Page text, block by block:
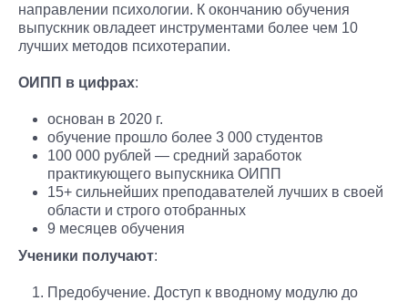
направлении психологии. К окончанию обучения
выпускник овладеет инструментами более чем 10
лучших методов психотерапии.
ОИПП в цифрах:
основан в 2020 г.
обучение прошло более 3 000 студентов
100 000 рублей — средний заработок
практикующего выпускника ОИПП
15+ сильнейших преподавателей лучших в своей
области и строго отобранных
9 месяцев обучения
Ученики получают:
Предобучение. Доступ к вводному модулю до